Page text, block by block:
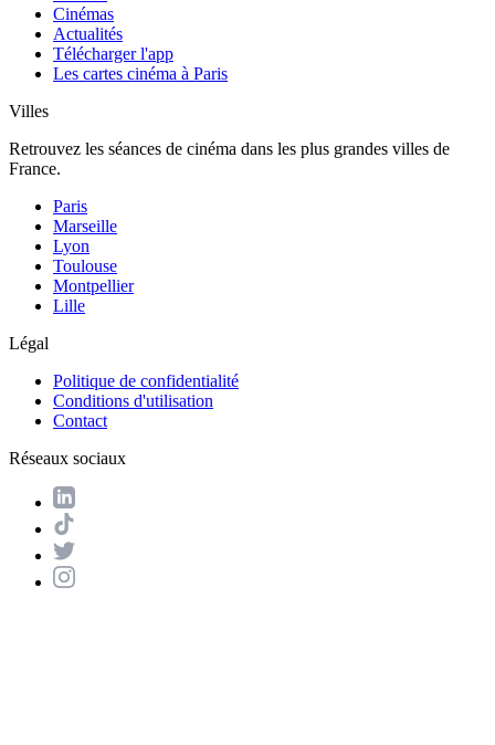
Cinémas
Actualités
Télécharger l'app
Les cartes cinéma à Paris
Villes
Retrouvez les séances de cinéma dans les plus grandes villes de
France.
Paris
Marseille
Lyon
Toulouse
Montpellier
Lille
Légal
Politique de confidentialité
Conditions d'utilisation
Contact
Réseaux sociaux